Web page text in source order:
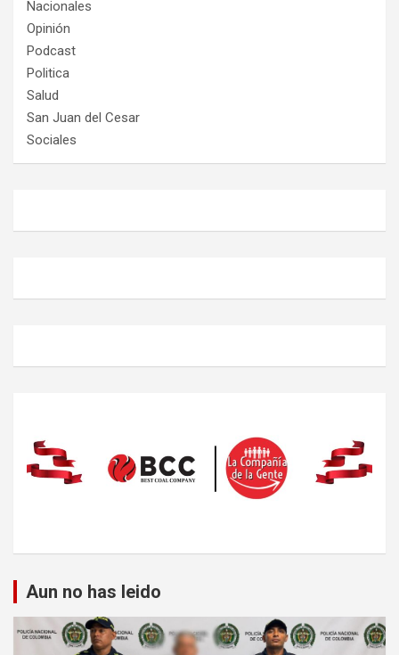
Nacionales
Opinión
Podcast
Politica
Salud
San Juan del Cesar
Sociales
Aun no has leido